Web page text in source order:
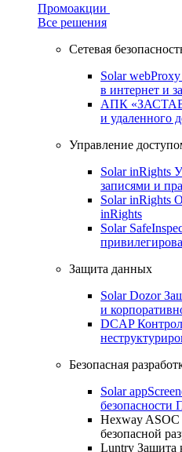
Промоакции
Все решения
Сетевая
Solar webProxy
в интернет и
АПК
и удаленного
Управление
Solar inRights
записями и
Solar inRights
inRights
Solar
Защита данных
Solar Dozor
и
DCAP
Безопасная
Solar
безопасности
Hexway ASOC
безопасной
Luntry Защита